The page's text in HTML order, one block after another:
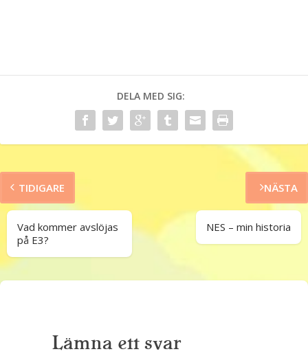
DELA MED SIG:
TIDIGARE
Vad kommer avslöjas
på E3?
NÄSTA
NES – min historia
Lämna ett svar